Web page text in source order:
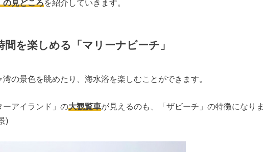
の見どころを紹介していきます。
を楽しめる「マリーナビーチ」
湾の景色を眺めたり、海水浴を楽しむことができます。
ーアイランド」の大観覧車が見えるのも、「ザビーチ」の特徴になりま
)